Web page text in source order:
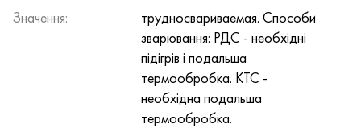
Значення:
трудносвариваемая. Способи
зварювання: РДС - необхідні
підігрів і подальша
термообробка. КТС -
необхідна подальша
термообробка.